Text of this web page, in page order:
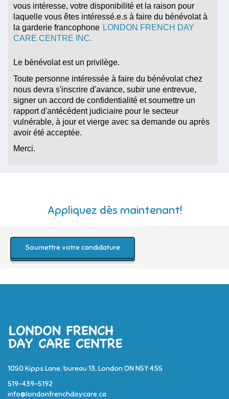
vous intéresse, votre disponibilité et la raison pour
laquelle vous êtes intéressé.e.s à faire du bénévolat à
la garderie francophone LONDON FRENCH DAY
CARE CENTRE INC.
Le bénévolat est un privilège.
Toute personne intéressée à faire du bénévolat chez
nous devra s'inscrire d'avance, subir une entrevue,
signer un accord de confidentialité et soumettre un
rapport d'antécédent judiciaire pour le secteur
vulnérable, à jour et vierge avec sa demande ou après
avoir été acceptée.
Merci.
Appliquez dès maintenant!
Soumettre votre candidature
1050 Kipps Lane, bureau 13, London ON N5Y 4S5
519-439-5192
info@londonfrenchdaycare.ca